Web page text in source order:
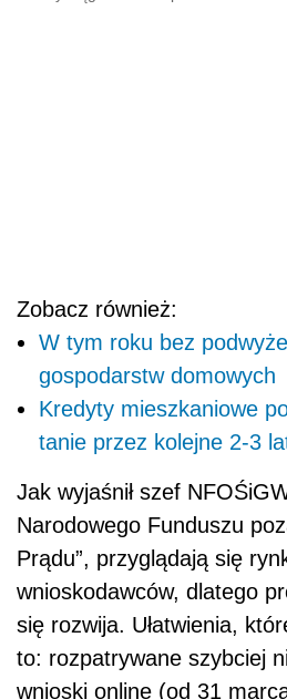
Zobacz również:
W tym roku bez
gospodarstw domowych
Kredyty mieszkaniowe
tanie przez kolejne 2-3
Jak wyjaśnił szef
Narodowego Funduszu
Prądu”, przyglądają się
wnioskodawców, dlatego
się rozwija. Ułatwienia,
to: rozpatrywane szybciej
wnioski online (od 31